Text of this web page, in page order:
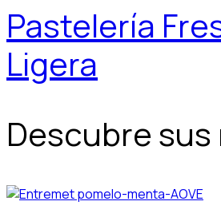
Pastelería
Ligera
Descubre